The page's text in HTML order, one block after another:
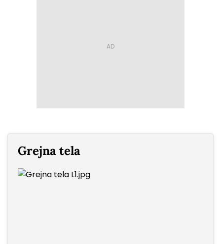
Grejna tela